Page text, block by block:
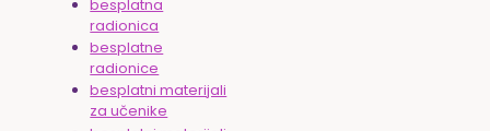
besplatna
radionica
besplatne
radionice
besplatni materijali
za učenike